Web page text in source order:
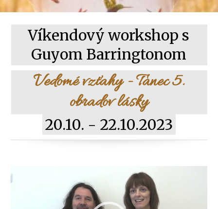
Víkendový workshop s
Guyom Barringtonom
Vedomé vzťahy - Tanec 5.
obradov lásky
20.10. - 22.10.2023
Video
prehrávač